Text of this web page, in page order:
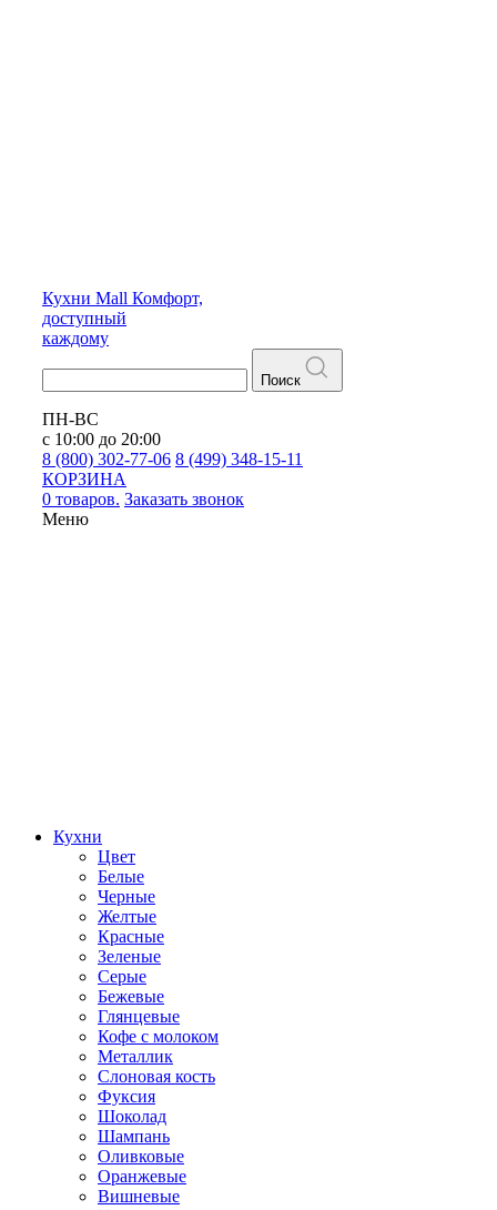
Кухни Mall Комфорт,
доступный
каждому
Поиск
ПН-ВС
с 10:00 до 20:00
8 (800) 302-77-06 8 (499) 348-15-11
КОРЗИНА
0 товаров. Заказать звонок
Меню
Кухни
Цвет
Белые
Черные
Желтые
Красные
Зеленые
Серые
Бежевые
Глянцевые
Кофе с молоком
Металлик
Слоновая кость
Фуксия
Шоколад
Шампань
Оливковые
Оранжевые
Вишневые